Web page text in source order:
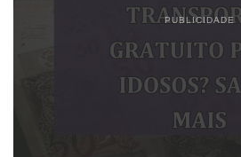
PUBLICIDADE